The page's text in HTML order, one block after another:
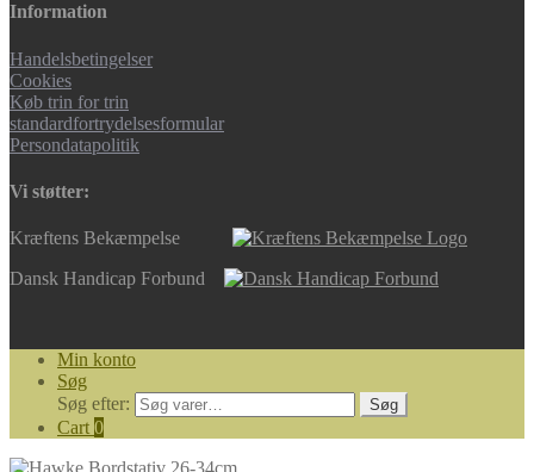
Information
Handelsbetingelser
Cookies
Køb trin for trin
standardfortrydelsesformular
Persondatapolitik
Vi støtter:
Kræftens Bekæmpelse
Dansk Handicap Forbund
Min konto
Søg
Søg efter:
Søg
Cart 0